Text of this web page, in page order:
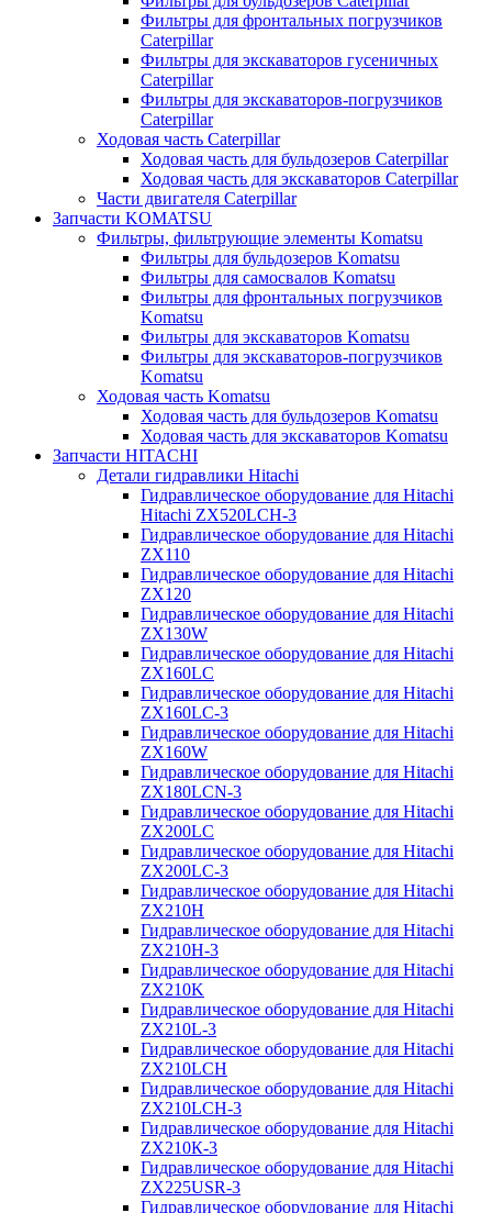
Фильтры для фронтальных погрузчиков
Caterpillar
Фильтры для экскаваторов гусеничных
Caterpillar
Фильтры для экскаваторов-погрузчиков
Caterpillar
Ходовая часть Caterpillar
Ходовая часть для бульдозеров Caterpillar
Ходовая часть для экскаваторов Caterpillar
Части двигателя Caterpillar
Запчасти KOMATSU
Фильтры, фильтрующие элементы Komatsu
Фильтры для бульдозеров Komatsu
Фильтры для самосвалов Komatsu
Фильтры для фронтальных погрузчиков
Komatsu
Фильтры для экскаваторов Komatsu
Фильтры для экскаваторов-погрузчиков
Komatsu
Ходовая часть Komatsu
Ходовая часть для бульдозеров Komatsu
Ходовая часть для экскаваторов Komatsu
Запчасти HITACHI
Детали гидравлики Hitachi
Гидравлическое оборудование для Hitachi
Hitachi ZX520LCH-3
Гидравлическое оборудование для Hitachi
ZX110
Гидравлическое оборудование для Hitachi
ZX120
Гидравлическое оборудование для Hitachi
ZX130W
Гидравлическое оборудование для Hitachi
ZX160LC
Гидравлическое оборудование для Hitachi
ZX160LC-3
Гидравлическое оборудование для Hitachi
ZX160W
Гидравлическое оборудование для Hitachi
ZX180LCN-3
Гидравлическое оборудование для Hitachi
ZX200LC
Гидравлическое оборудование для Hitachi
ZX200LC-3
Гидравлическое оборудование для Hitachi
ZX210H
Гидравлическое оборудование для Hitachi
ZX210H-3
Гидравлическое оборудование для Hitachi
ZX210K
Гидравлическое оборудование для Hitachi
ZX210L-3
Гидравлическое оборудование для Hitachi
ZX210LCH
Гидравлическое оборудование для Hitachi
ZX210LCH-3
Гидравлическое оборудование для Hitachi
ZX210К-3
Гидравлическое оборудование для Hitachi
ZX225USR-3
Гидравлическое оборудование для Hitachi